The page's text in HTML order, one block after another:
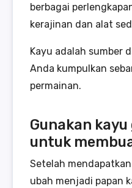
berbagai
kerajinan dan alat
Kayu adalah sumber
Anda kumpulkan
permainan.
Gunakan
untuk
Setelah
ubah menjadi papan